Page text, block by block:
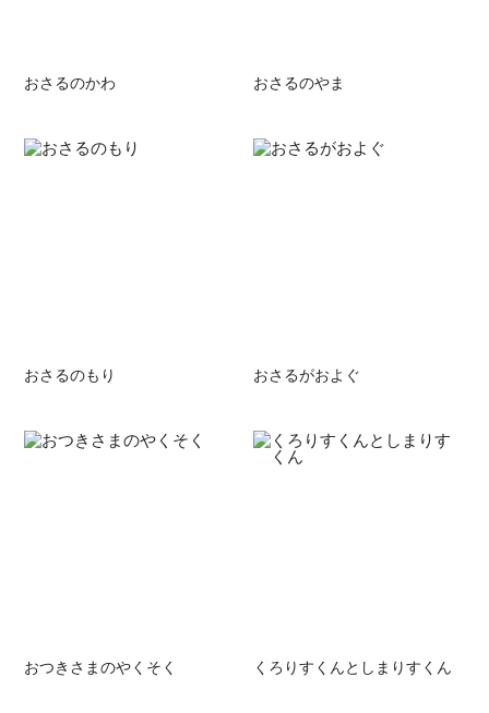
おさるのかわ おさるのやま
おさるのもり おさるがおよぐ
おつきさまのやくそく くろりすくんとしまりすくん